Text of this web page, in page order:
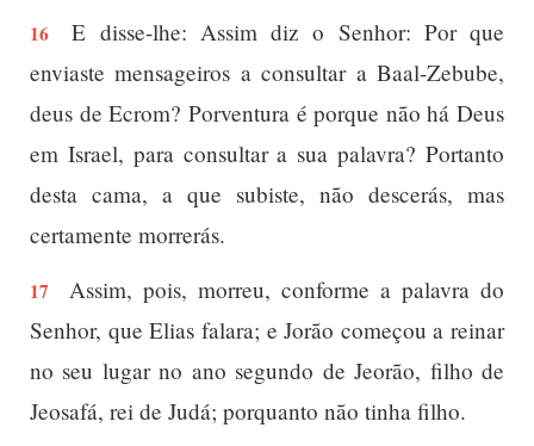
16
E disse-lhe: Assim diz o Senhor: Por que
enviaste mensageiros a consultar a Baal-Zebube,
deus de Ecrom? Porventura é porque não há Deus
em Israel, para consultar a sua palavra? Portanto
desta cama, a que subiste, não descerás, mas
certamente morrerás.
17
Assim, pois, morreu, conforme a palavra do
Senhor, que Elias falara; e Jorão começou a reinar
no seu lugar no ano segundo de Jeorão, filho de
Jeosafá, rei de Judá; porquanto não tinha filho.